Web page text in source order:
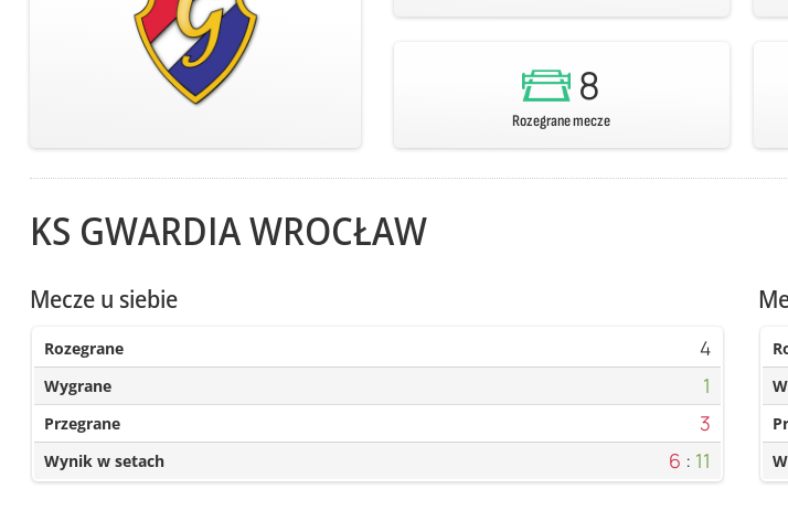
8
Rozegrane mecze
KS GWARDIA WROCŁAW
Mecze u siebie
Rozegrane 4
Wygrane 1
Przegrane 3
Wynik w setach 6 : 11